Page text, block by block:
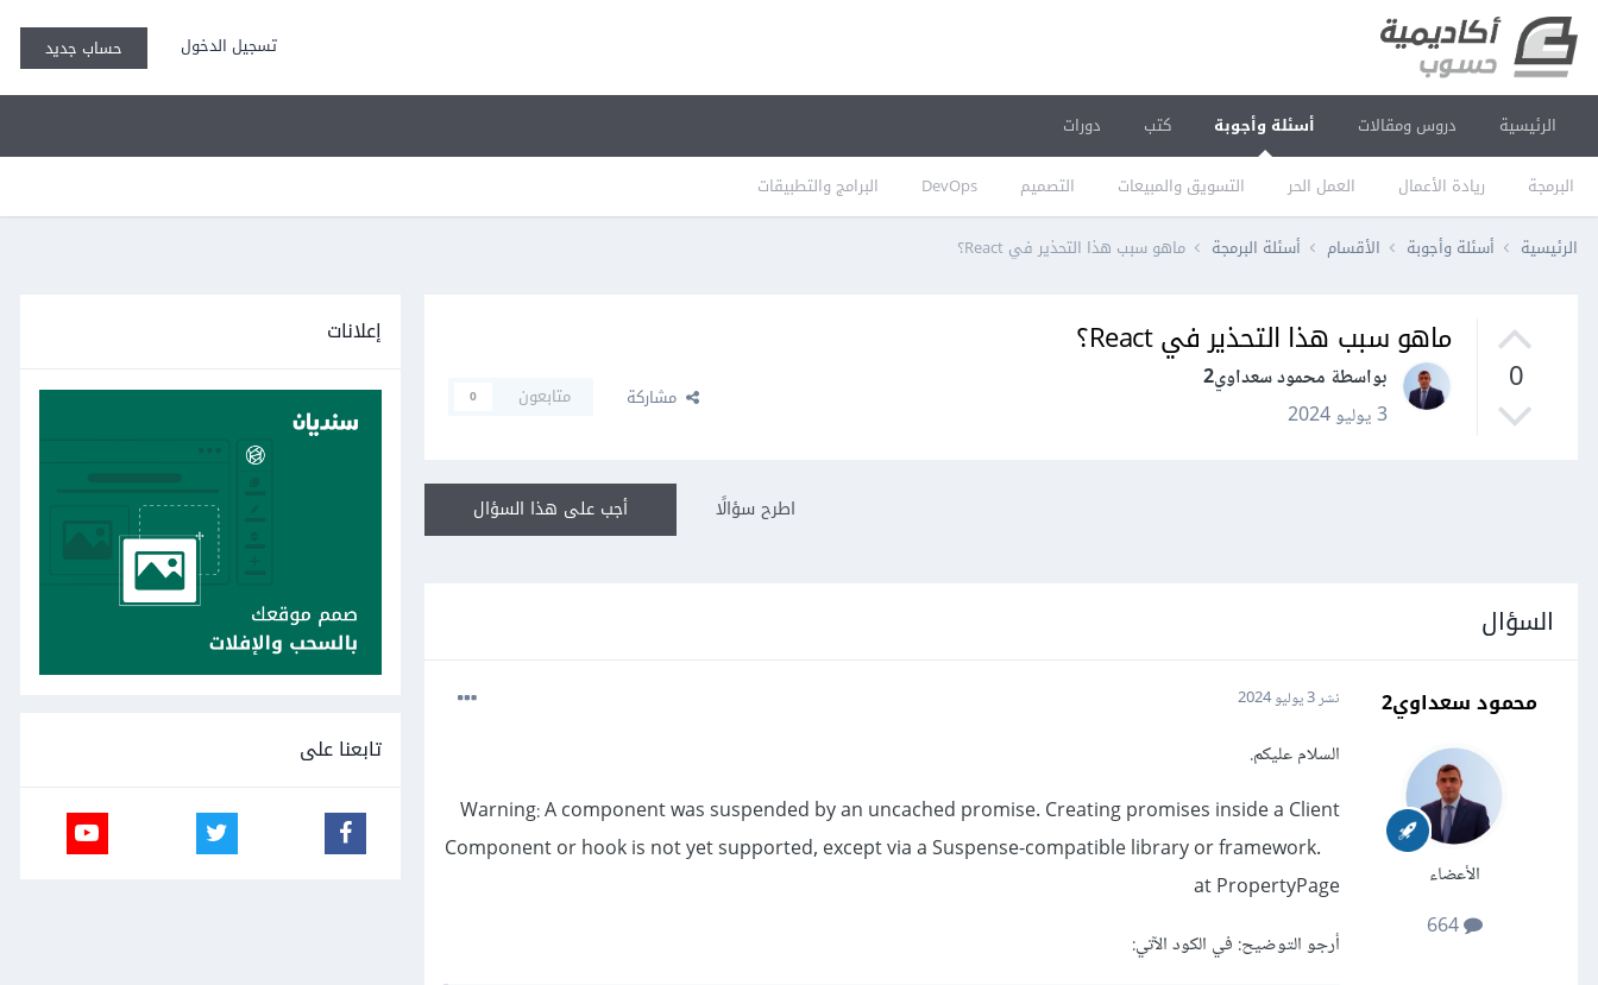
تسجيل الدخول حساب جديد
الرئيسية دروس ومقالات أسئلة وأجوبة
البرمجة ريادة الأعمال العمل الحر التسويق والمبيعات التصميم DevOps البرامج والتطبيقات
كتب دورات
الرئيسية أسئلة وأجوبة الأقسام أسئلة البرمجة ماهو سبب هذا التحذير في React؟
0
ماهو سبب هذا التحذير في React؟
بواسطة محمود سعداوي2
3 يوليو 2024
مشاركة متابعون 0
أجب على هذا السؤال اطرح سؤالًا
السؤال
محمود سعداوي2
الأعضاء
664
نشر3 يوليو 2024
السلام عليكم.
Warning: A component was suspended by an uncached promise. Creating promises inside a Client
Component or hook is not yet supported, except via a Suspense-compatible library or framework.
at PropertyPage
أرجو التوضيح: في الكود الآتي:
إعلانات
تابعنا على